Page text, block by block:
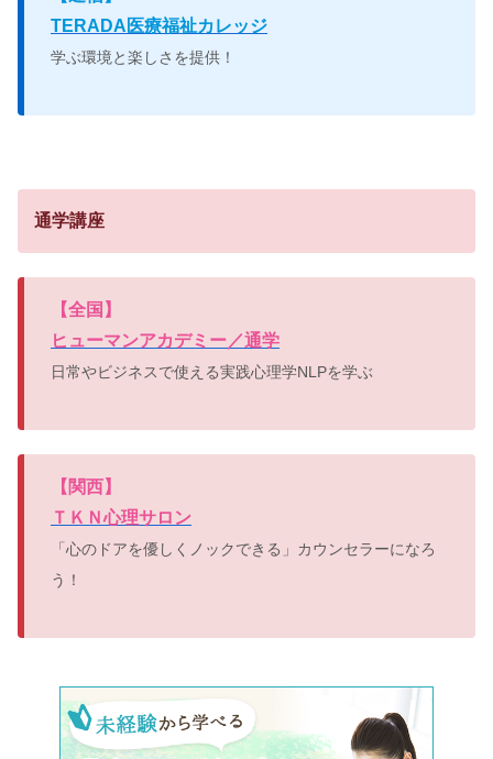
TERADA医療福祉カレッジ
学ぶ環境と楽しさを提供！
通学講座
【全国】
ヒューマンアカデミー／通学
日常やビジネスで使える実践心理学NLPを学ぶ
【 関西】
ＴＫＮ心理サロン
「心のドアを優しくノックできる」カウンセラーになろ
う！